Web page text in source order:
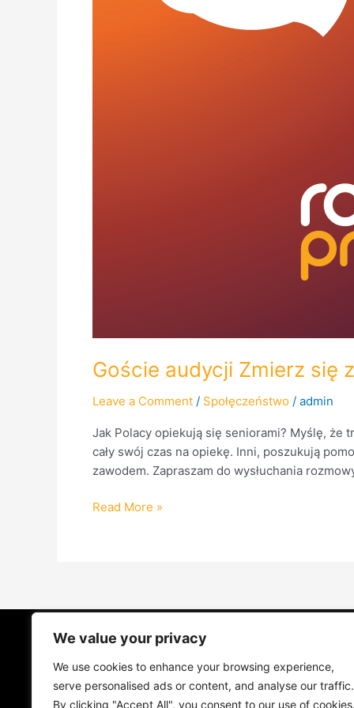
We value your privacy
We use cookies to enhance your browsing experience,
serve personalised ads or content, and analyse our traffic.
By clicking "Accept All", you consent to our use of cookies.
Goście audycji Zmierz się
Leave a Comment / Społęczeństwo / admin
Jak Polacy opiekują się seniorami? Myślę,
cały swój czas na opiekę. Inni, poszukują
zawodem. Zapraszam do wysłuchania
Read More »
STRONA GŁÓWNA
MUZYKA I KONCERTY KONTAKT